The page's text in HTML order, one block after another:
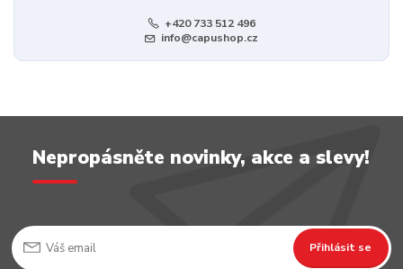
+420 733 512 496
info@capushop.cz
Nepropásněte novinky, akce a slevy!
Přihlásit se